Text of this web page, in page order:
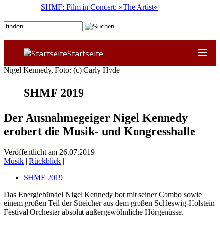
Startseite
Nigel Kennedy, Foto: (c) Carly Hyde
SHMF 2019
Der Ausnahmegeiger Nigel Kennedy
erobert die Musik- und Kongresshalle
Veröffentlicht am 26.07.2019
Musik | Rückblick |
SHMF 2019
Das Energiebündel Nigel Kennedy bot mit seiner Combo sowie
einem großen Teil der Streicher aus dem großen Schleswig-Holstein
Festival Orchester absolut außergewöhnliche Hörgenüsse.
SHMF: Film in Concert: »The Artist«